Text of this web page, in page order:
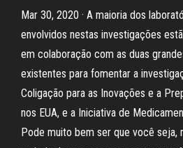
Mar 30, 2020 · A maioria dos
envolvidos nestas investigações
em colaboração com as duas
existentes para fomentar a
Coligação para as Inovações e a
nos EUA, e a Iniciativa de
Pode muito bem ser que você seja,